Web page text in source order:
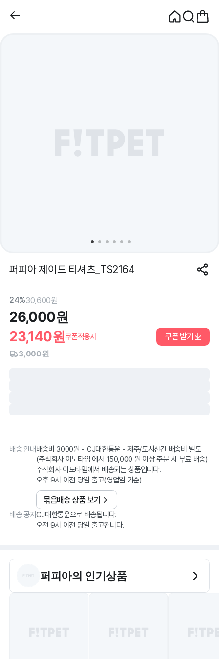
퍼피아 제이드 티셔츠_TS2164
24%30,600원
26,000원
23,140원쿠폰적용시 쿠폰 받기
3,000원
배송 안내배송비 3000원 • CJ대한통운 • 제주/도서산간 배송비 별도
(주식회사 이노타임 에서 150,000 원 이상 주문 시 무료 배송)
주식회사 이노타임에서 배송되는 상품입니다.
오후 9시 이전 당일 출고(영업일 기준)
묶음배송 상품 보기
배송 공지 CJ대한통운으로 배송됩니다.
오전 9시 이전 당일 출고됩니다.
퍼피아의 인기상품